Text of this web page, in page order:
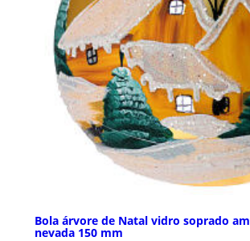
Bola árvore de Natal vidro soprado
nevada 150 mm